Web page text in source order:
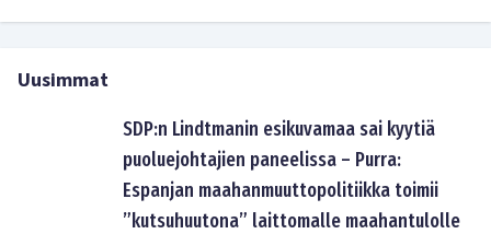
Uusimmat
SDP:n Lindtmanin esikuvamaa sai kyytiä
puoluejohtajien paneelissa – Purra:
Espanjan maahanmuuttopolitiikka toimii
”kutsuhuutona” laittomalle maahantulolle